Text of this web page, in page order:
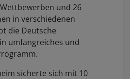
und 26
in verschiedenen
die Deutsche
umfangreiches und
sicherte sich mit 10